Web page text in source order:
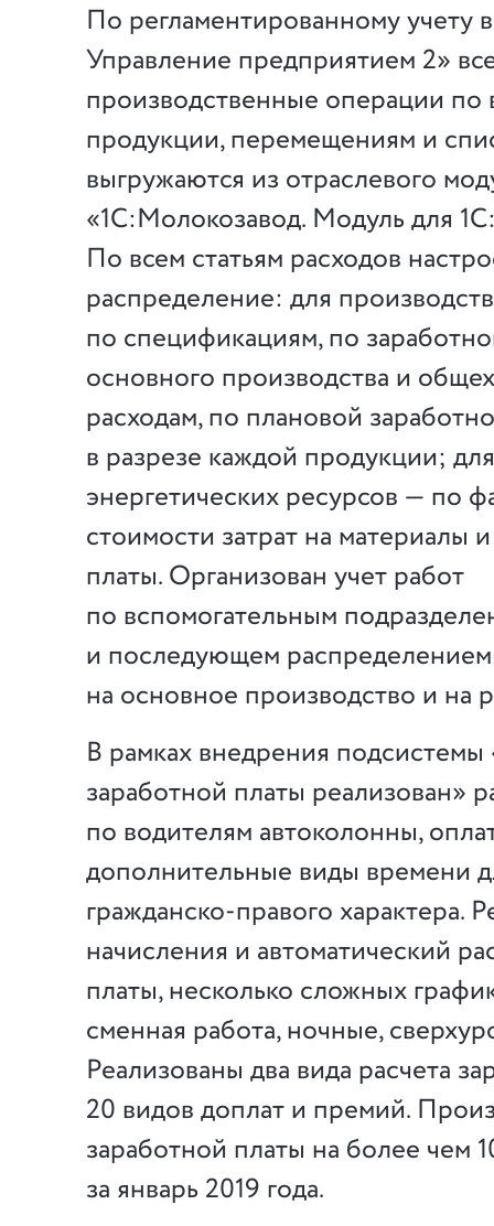
По регламентированному учету
Управление предприятием 2»
производственные операции по
продукции, перемещениям и
выгружаются из отраслевого
«1С:Молокозавод. Модуль для
По всем статьям расходов
распределение: для
по спецификациям, по
основного производства и
расходам, по плановой
в разрезе каждой продукции;
энергетических ресурсов — по
стоимости затрат на материалы
платы. Организован учет работ
по вспомогательным
и последующем распределением
на основное производство и на
В рамках внедрения подсистемы
заработной платы реализован»
по водителям автоколонны,
дополнительные виды времени
гражданско-правого характера.
начисления и автоматический
платы, несколько сложных
сменная работа, ночные,
Реализованы два вида расчета
20 видов доплат и премий.
заработной платы на более чем
за январь 2019 года.